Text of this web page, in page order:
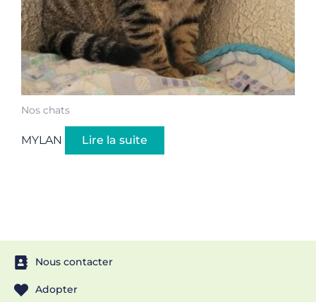
Nos chats
MYLAN Lire la suite
Nous contacter
Adopter